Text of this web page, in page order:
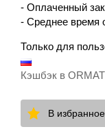
- Оплаченный
- Среднее время
Только для
Кэшбэк в
В избранное